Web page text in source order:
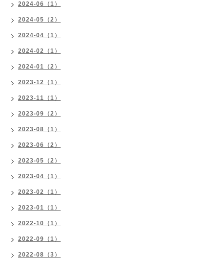
2024-06（1）
2024-05（2）
2024-04（1）
2024-02（1）
2024-01（2）
2023-12（1）
2023-11（1）
2023-09（2）
2023-08（1）
2023-06（2）
2023-05（2）
2023-04（1）
2023-02（1）
2023-01（1）
2022-10（1）
2022-09（1）
2022-08（3）